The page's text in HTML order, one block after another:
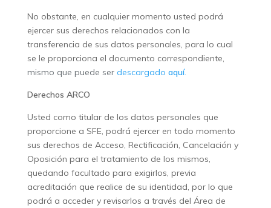
No obstante, en cualquier momento usted podrá
ejercer sus derechos relacionados con la
transferencia de sus datos personales, para lo cual
se le proporciona el documento correspondiente,
mismo que puede serdescargado aquí.
Derechos ARCO
Usted como titular de los datos personales que
proporcione a SFE, podrá ejercer en todo momento
sus derechos de Acceso, Rectificación, Cancelación y
Oposición para el tratamiento de los mismos,
quedando facultado para exigirlos, previa
acreditación que realice de su identidad, por lo que
podrá a acceder y revisarlos a través del Área de